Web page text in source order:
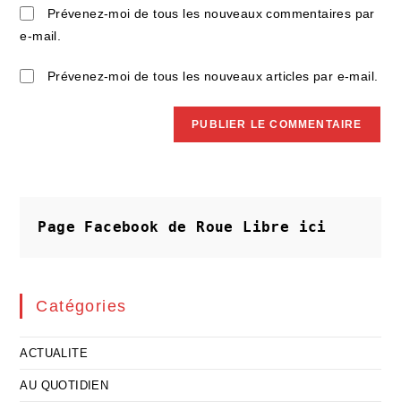
site
(facultatif)
Prévenez-moi de tous les nouveaux commentaires par
e-mail.
Prévenez-moi de tous les nouveaux articles par e-mail.
Page Facebook de Roue Libre ici
Catégories
ACTUALITE
AU QUOTIDIEN